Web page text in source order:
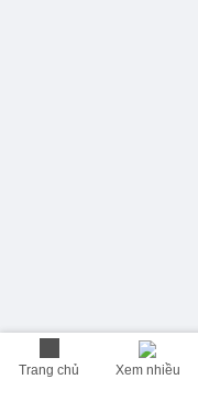
Trang chủ Xem nhiều